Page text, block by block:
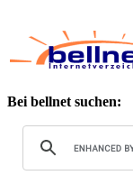
Bei bellnet suchen: